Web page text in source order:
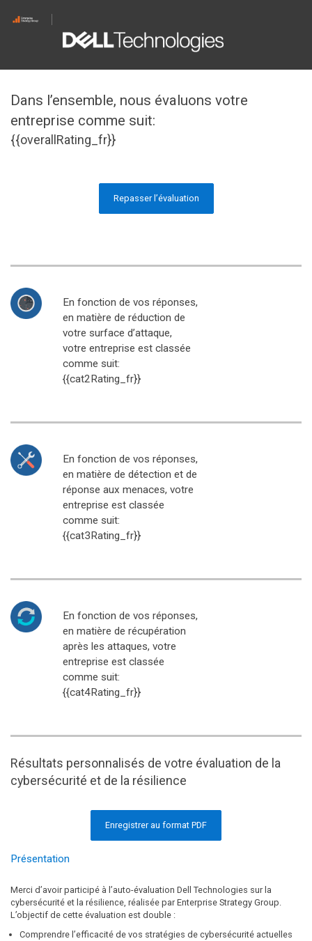
Dans l’ensemble, nous évaluons votre
entreprise comme suit:
{{overallRating_fr}}
Repasser l’évaluation
En fonction de vos réponses,
en matière de réduction de
votre surface d’attaque,
votre entreprise est classée
comme suit:
{{cat2Rating_fr}}
En fonction de vos réponses,
en matière de détection et de
réponse aux menaces, votre
entreprise est classée
comme suit:
{{cat3Rating_fr}}
En fonction de vos réponses,
en matière de récupération
après les attaques, votre
entreprise est classée
comme suit:
{{cat4Rating_fr}}
Résultats personnalisés de votre évaluation de la
cybersécurité et de la résilience
Enregistrer au format PDF
Présentation
Merci d’avoir participé à l’auto-évaluation Dell Technologies sur la
cybersécurité et la résilience, réalisée par Enterprise Strategy Group.
L’objectif de cette évaluation est double :
Comprendre l’efficacité de vos stratégies de cybersécurité actuelles